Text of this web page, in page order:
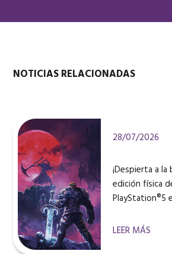
NOTICIAS RELACIONADAS
28/07/2026
¡Despierta a
edición física
PlayStation®5
LEER MÁS